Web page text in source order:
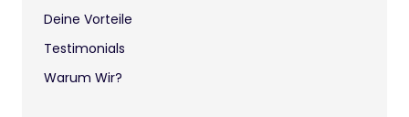
Deine Vorteile
Testimonials
Warum Wir?